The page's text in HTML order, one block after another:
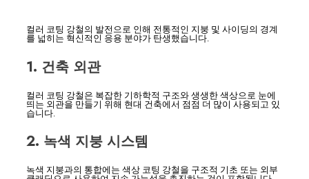
컬러 코팅 강철의 발전으로 인해 전통적인 지붕 및 사이딩의 경계
를 넓히는 혁신적인 응용 분야가 탄생했습니다.
1. 건축 외관
컬러 코팅 강철은 복잡한 기하학적 구조와 생생한 색상으로 눈에
띄는 외관을 만들기 위해 현대 건축에서 점점 더 많이 사용되고 있
습니다.
2. 녹색 지붕 시스템
녹색 지붕과의 통합에는 색상 코팅 강철을 구조적 기초 또는 외부